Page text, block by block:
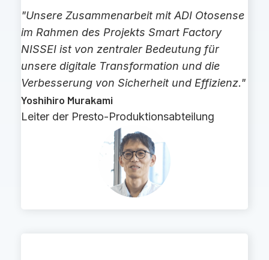
"Unsere Zusammenarbeit mit ADI Otosense
im Rahmen des Projekts Smart Factory
NISSEI ist von zentraler Bedeutung für
unsere digitale Transformation und die
Verbesserung von Sicherheit und Effizienz."
Yoshihiro Murakami
Leiter der Presto-Produktionsabteilung